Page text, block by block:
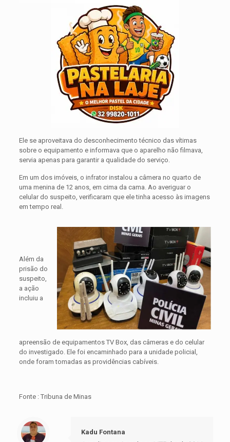
Ele se aproveitava do desconhecimento técnico das vítimas
sobre o equipamento e informava que o aparelho não filmava,
servia apenas para garantir a qualidade do serviço.
Em um dos imóveis, o infrator instalou a câmera no quarto de
uma menina de 12 anos, em cima da cama. Ao averiguar o
celular do suspeito, verificaram que ele tinha acesso às imagens
em tempo real.
Além da
prisão do
suspeito,
a ação
incluiu a
apreensão de equipamentos TV Box, das câmeras e do celular
do investigado. Ele foi encaminhado para a unidade policial,
onde foram tomadas as providências cabíveis.
Fonte : Tribuna de Minas
Kadu Fontana